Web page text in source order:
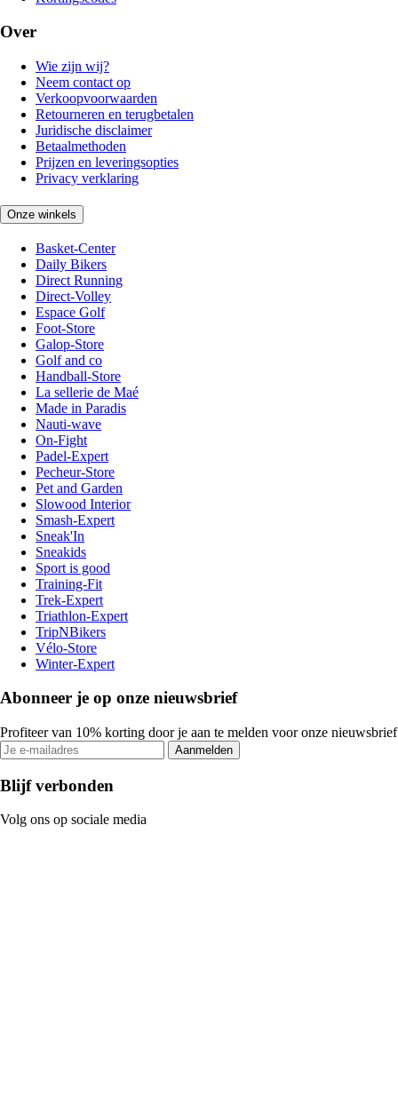
Over
Wie zijn wij?
Neem contact op
Verkoopvoorwaarden
Retourneren en terugbetalen
Juridische disclaimer
Betaalmethoden
Prijzen en leveringsopties
Privacy verklaring
Onze winkels
Basket-Center
Daily Bikers
Direct Running
Direct-Volley
Espace Golf
Foot-Store
Galop-Store
Golf and co
Handball-Store
La sellerie de Maé
Made in Paradis
Nauti-wave
On-Fight
Padel-Expert
Pecheur-Store
Pet and Garden
Slowood Interior
Smash-Expert
Sneak'In
Sneakids
Sport is good
Training-Fit
Trek-Expert
Triathlon-Expert
TripNBikers
Vélo-Store
Winter-Expert
Abonneer je op onze nieuwsbrief
Profiteer van 10% korting door je aan te melden voor onze nieuwsbrief
Aanmelden
Blijf verbonden
Volg ons op sociale media